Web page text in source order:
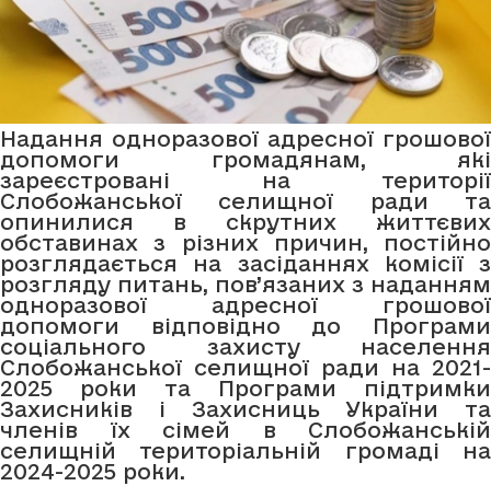
Надання одноразової адресної грошової
допомоги громадянам, які
зареєстровані на території
Слобожанської селищної ради та
опинилися в скрутних життєвих
обставинах з різних причин, постійно
розглядається на засіданнях комісії з
розгляду питань, пов’язаних з наданням
одноразової адресної грошової
допомоги відповідно до Програми
соціального захисту населення
Слобожанської селищної ради на 2021-
2025 роки та Програми підтримки
Захисників і Захисниць України та
членів їх сімей в Слобожанській
селищній територіальній громаді на
2024-2025 роки.